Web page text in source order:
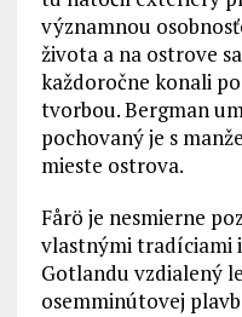
významnou
života a na ostrove
každoročne konali
tvorbou. Bergman
pochovaný je s
mieste ostrova.
Fårö je nesmierne
vlastnými tradíciami
Gotlandu vzdialený
osemminútovej